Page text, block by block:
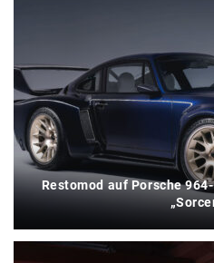
Restomod auf Porsche